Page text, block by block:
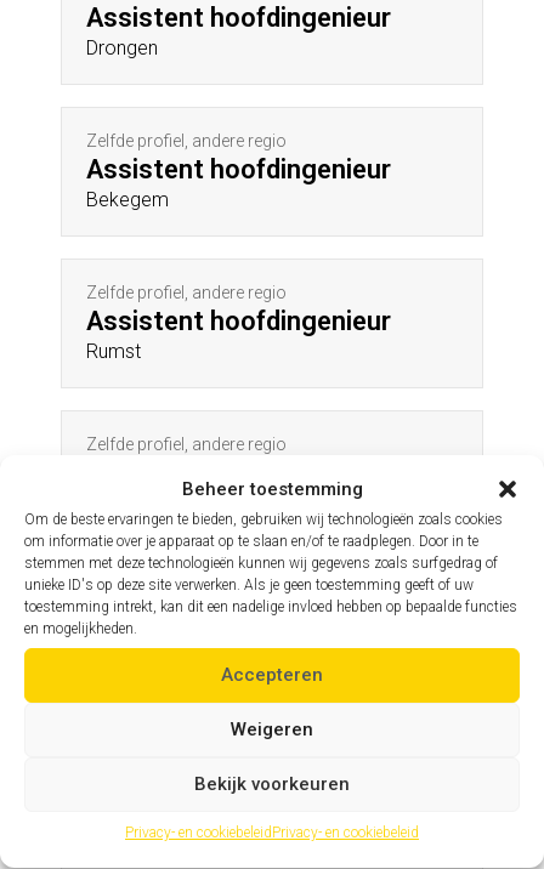
Beheer toestemming
Om de beste ervaringen te bieden, gebruiken wij technologieën zoals cookies
om informatie over je apparaat op te slaan en/of te raadplegen. Door in te
stemmen met deze technologieën kunnen wij gegevens zoals surfgedrag of
unieke ID's op deze site verwerken. Als je geen toestemming geeft of uw
toestemming intrekt, kan dit een nadelige invloed hebben op bepaalde functies
en mogelijkheden.
Accepteren
Weigeren
Bekijk voorkeuren
Privacy- en cookiebeleidPrivacy- en cookiebeleid
Assistent hoofdingenieur
Drongen
Zelfde profiel, andere regio
Assistent hoofdingenieur
Bekegem
Zelfde profiel, andere regio
Assistent hoofdingenieur
Rumst
Zelfde profiel, andere regio
Zelfde profiel, andere regio
Assistent hoofdingenieur
Bertem
Andere profielen in deze regio